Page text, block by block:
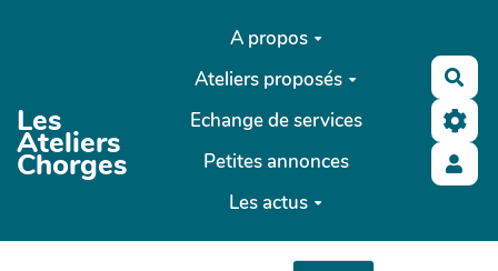
Aller au contenu principal
Les
Ateliers
Chorges
A propos
Ateliers proposés
Echange de services
Petites annonces
Les actus